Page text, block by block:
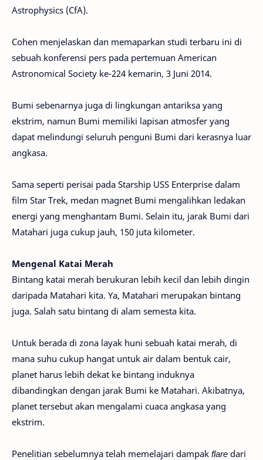
Astrophysics (CfA).
Cohen menjelaskan dan memaparkan studi terbaru ini di
sebuah konferensi pers pada pertemuan American
Astronomical Society ke-224 kemarin, 3 Juni 2014.
Bumi sebenarnya juga di lingkungan antariksa yang
ekstrim, namun Bumi memiliki lapisan atmosfer yang
dapat melindungi seluruh penguni Bumi dari kerasnya luar
angkasa.
Sama seperti perisai pada Starship USS Enterprise dalam
film Star Trek, medan magnet Bumi mengalihkan ledakan
energi yang menghantam Bumi. Selain itu, jarak Bumi dari
Matahari juga cukup jauh, 150 juta kilometer.
Mengenal Katai Merah
Bintang katai merah berukuran lebih kecil dan lebih dingin
daripada Matahari kita. Ya, Matahari merupakan bintang
juga. Salah satu bintang di alam semesta kita.
Untuk berada di zona layak huni sebuah katai merah, di
mana suhu cukup hangat untuk air dalam bentuk cair,
planet harus lebih dekat ke bintang induknya
dibandingkan dengan jarak Bumi ke Matahari. Akibatnya,
planet tersebut akan mengalami cuaca angkasa yang
ekstrim.
Penelitian sebelumnya telah memelajari dampak flare dari